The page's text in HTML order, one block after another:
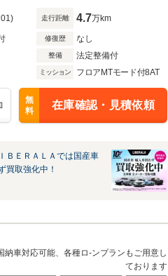
走行距離 4.7万km
修復歴 なし
整備 法定整備付
ミッション フロアMTモード付8AT
無
料
在庫確認・見積依頼
ＢＥＲＡＬＡでは国産車
買取強化中！
車対応可能、各種ロ-ンプランもご用意し
ております